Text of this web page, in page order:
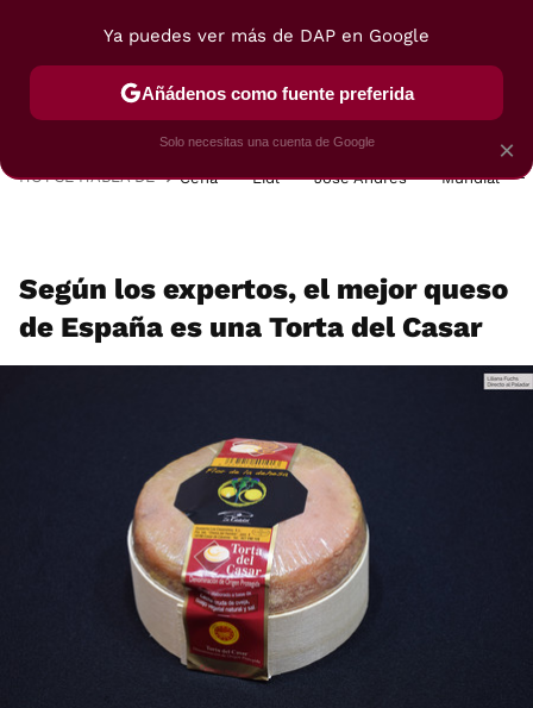
POSTRES VIAJES SELECCIÓN VEGUI
HOY SE HABLA DE Cena Lidl José Andrés Mundial
Según los expertos, el mejor queso
de España es una Torta del Casar
×
Ya puedes ver más de DAP en Google
Añádenos como fuente preferida
Solo necesitas una cuenta de Google